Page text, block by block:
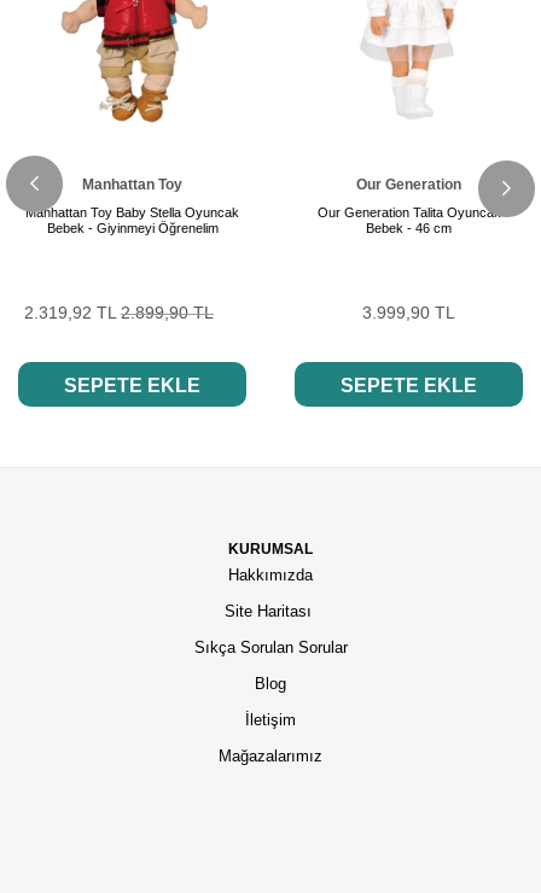
Manhattan Toy
Manhattan Toy Baby Stella Oyuncak
Bebek - Giyinmeyi Öğrenelim
2.319,92 TL 2.899,90 TL
SEPETE EKLE
Our Generation
Our Generation Talita Oyuncak
Bebek - 46 cm
3.999,90 TL
SEPETE EKLE
KURUMSAL
Hakkımızda
Site Haritası
Sıkça Sorulan Sorular
Blog
İletişim
Mağazalarımız